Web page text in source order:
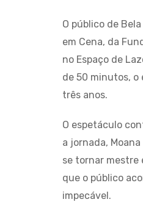
O público de
em Cena, da
no Espaço de
de 50 minutos, o
três anos.
O espetáculo
a jornada,
se tornar mestre
que o público
impecável.